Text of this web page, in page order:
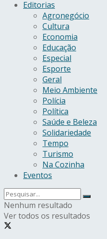
Editorias
Agronegócio
Cultura
Economia
Educação
Especial
Esporte
Geral
Meio Ambiente
Polícia
Política
Saúde e Beleza
Solidariedade
Tempo
Turismo
Na Cozinha
Eventos
Nenhum resultado
Ver todos os resultados